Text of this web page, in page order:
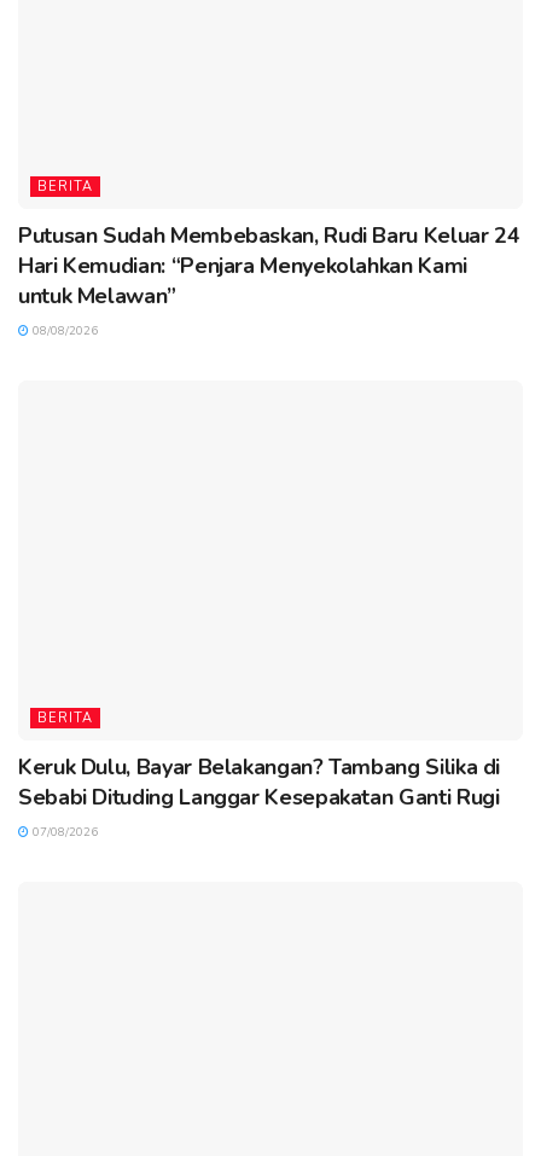
BERITA
Putusan Sudah Membebaskan, Rudi Baru Keluar 24
Hari Kemudian: “Penjara Menyekolahkan Kami
untuk Melawan”
08/08/2026
BERITA
Keruk Dulu, Bayar Belakangan? Tambang Silika di
Sebabi Dituding Langgar Kesepakatan Ganti Rugi
07/08/2026